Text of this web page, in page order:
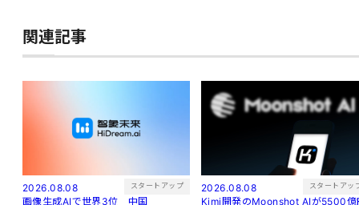
関連記事
2026.08.08 スタートアップ
画像生成AIで世界3位 中国
2026.08.08 スタートアッ
Kimi開発のMoonshot AIが5500億